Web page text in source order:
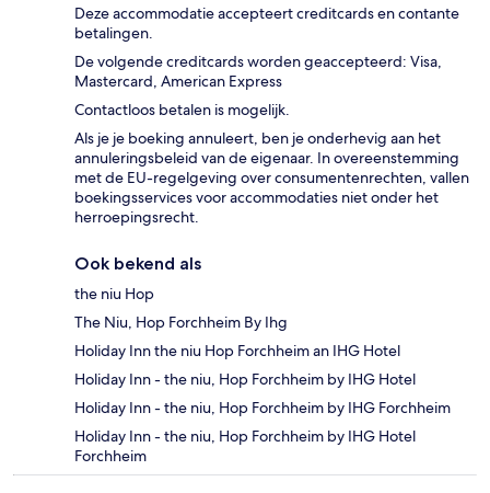
Deze accommodatie accepteert creditcards en contante
betalingen.
De volgende creditcards worden geaccepteerd: Visa,
Mastercard, American Express
Contactloos betalen is mogelijk.
Als je je boeking annuleert, ben je onderhevig aan het
annuleringsbeleid van de eigenaar. In overeenstemming
met de EU-regelgeving over consumentenrechten, vallen
boekingsservices voor accommodaties niet onder het
herroepingsrecht.
Ook bekend als
the niu Hop
The Niu, Hop Forchheim By Ihg
Holiday Inn the niu Hop Forchheim an IHG Hotel
Holiday Inn - the niu, Hop Forchheim by IHG Hotel
Holiday Inn - the niu, Hop Forchheim by IHG Forchheim
Holiday Inn - the niu, Hop Forchheim by IHG Hotel
Forchheim